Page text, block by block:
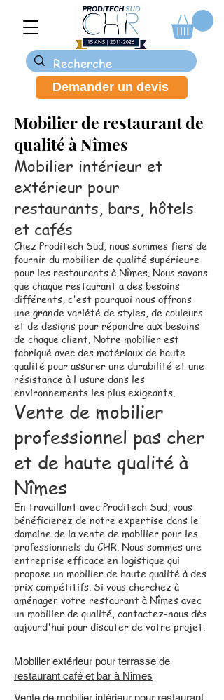
Demander un devis
Mobilier de restaurant de
qualité à Nîmes
Mobilier intérieur et
extérieur pour
restaurants, bars, hôtels
et cafés
Chez Proditech Sud, nous sommes fiers de
fournir du mobilier de qualité supérieure
pour les restaurants à Nîmes. Nous savons
que chaque restaurant a des besoins
différents, c'est pourquoi nous offrons
une grande variété de styles, de couleurs
et de designs pour répondre aux besoins
de chaque client. Notre mobilier est
fabriqué avec des matériaux de haute
qualité pour assurer une durabilité et une
résistance à l'usure dans les
environnements les plus exigeants.
Vente de mobilier
professionnel pas cher
et de haute qualité à
Nîmes
En travaillant avec Proditech Sud, vous
bénéficierez de notre expertise dans le
domaine de la vente de mobilier pour les
professionnels du CHR. Nous sommes une
entreprise efficace en logistique qui
propose un mobilier de haute qualité à des
prix compétitifs. Si vous cherchez à
aménager votre restaurant à Nîmes avec
un mobilier de qualité, contactez-nous dès
aujourd'hui pour discuter de votre projet.
Mobilier extérieur pour terrasse de
restaurant café et bar à Nîmes
Vente de mobilier intérieur pour restaurant